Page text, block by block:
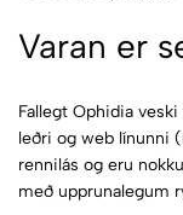
Varan er
Fallegt Ophidia
leðri og web línunni
rennilás og eru
með upprunalegum